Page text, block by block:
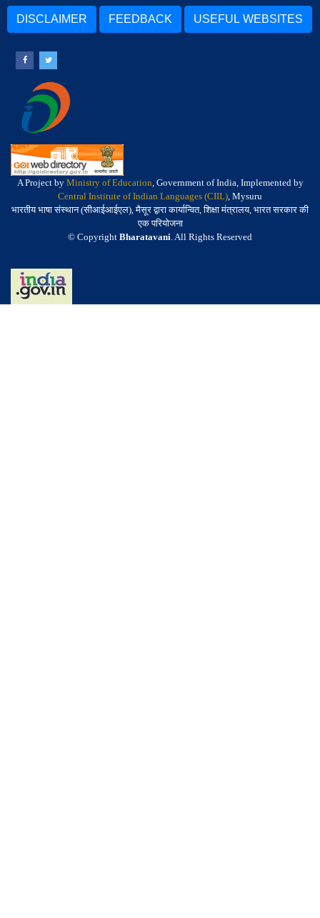
DISCLAIMER FEEDBACK USEFUL WEBSITES
A Project by Ministry of Education, Government of India, Implemented by
Central Institute of Indian Languages (CIIL), Mysuru
भारतीय भाषा संस्थान (सीआईआईएल), मैसूर द्वारा कार्यान्वित, शिक्षा मंत्रालय, भारत सरकार की
एक परियोजना
© Copyright Bharatavani. All Rights Reserved